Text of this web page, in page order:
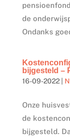
de
Ondanks
bijgesteld –
16-09-2022|
Onze
de
bijgesteld.